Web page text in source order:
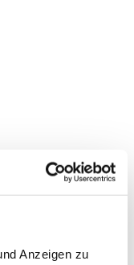
Anzeigen zu